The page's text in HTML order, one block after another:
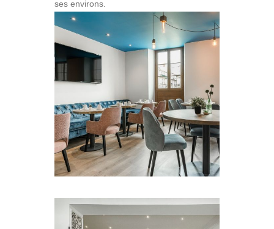
ses environs.